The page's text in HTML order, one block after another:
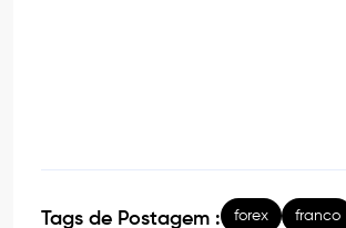
Tags de Postagem : forex franco